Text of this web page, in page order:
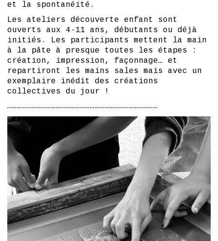
et la spontanéité.
Les ateliers découverte enfant sont
ouverts aux 4-11 ans, débutants ou déjà
initiés. Les participants mettent la main
à la pâte à presque toutes les étapes :
création, impression, façonnage… et
repartiront les mains sales mais avec un
exemplaire inédit des créations
collectives du jour !
…………………………………………………………………………………